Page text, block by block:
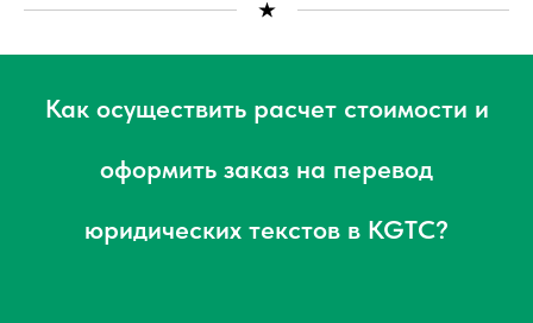
Как осуществить расчет стоимости и
оформить заказ на перевод
юридических текстов в KGTC?